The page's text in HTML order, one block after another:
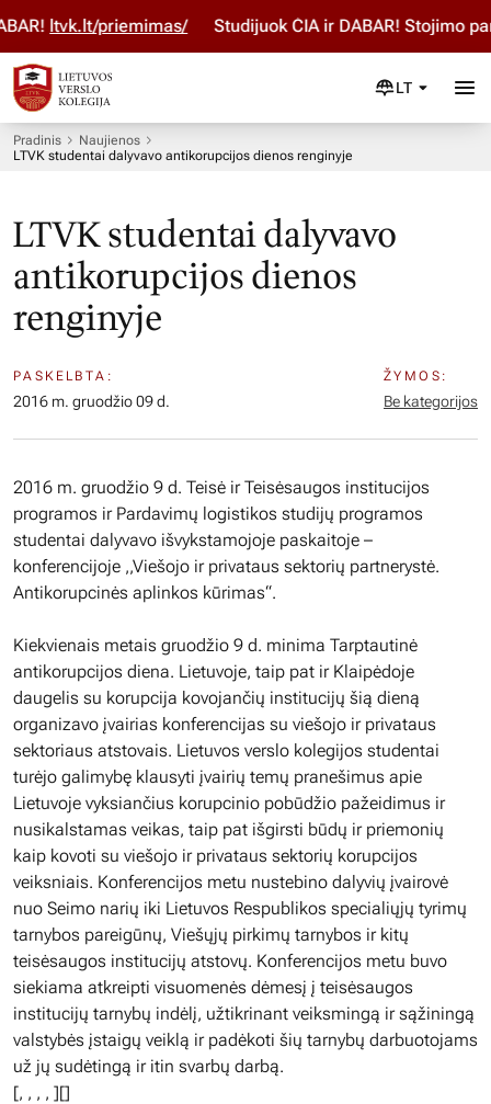
ltvk.lt/priemimas/ Studijuok ČIA ir DABAR! Stojimo
LT
Pradinis
Naujienos
LTVK studentai dalyvavo antikorupcijos dienos renginyje
LTVK studentai dalyvavo
antikorupcijos dienos
renginyje
PASKELBTA:
2016 m. gruodžio 09 d.
ŽYMOS:
Be kategorijos
2016 m. gruodžio 9 d. Teisė ir Teisėsaugos institucijos
programos ir Pardavimų logistikos studijų programos
studentai dalyvavo išvykstamojoje paskaitoje –
konferencijoje ,,Viešojo ir privataus sektorių partnerystė.
Antikorupcinės aplinkos kūrimas“.
Kiekvienais metais gruodžio 9 d. minima Tarptautinė
antikorupcijos diena. Lietuvoje, taip pat ir Klaipėdoje
daugelis su korupcija kovojančių institucijų šią dieną
organizavo įvairias konferencijas su viešojo ir privataus
sektoriaus atstovais. Lietuvos verslo kolegijos studentai
turėjo galimybę klausyti įvairių temų pranešimus apie
Lietuvoje vyksiančius korupcinio pobūdžio pažeidimus ir
nusikalstamas veikas, taip pat išgirsti būdų ir priemonių
kaip kovoti su viešojo ir privataus sektorių korupcijos
veiksniais. Konferencijos metu nustebino dalyvių įvairovė
nuo Seimo narių iki Lietuvos Respublikos specialiųjų tyrimų
tarnybos pareigūnų, Viešųjų pirkimų tarnybos ir kitų
teisėsaugos institucijų atstovų. Konferencijos metu buvo
siekiama atkreipti visuomenės dėmesį į teisėsaugos
institucijų tarnybų indėlį, užtikrinant veiksmingą ir sąžiningą
valstybės įstaigų veiklą ir padėkoti šių tarnybų darbuotojams
už jų sudėtingą ir itin svarbų darbą.
[, , , , ][]